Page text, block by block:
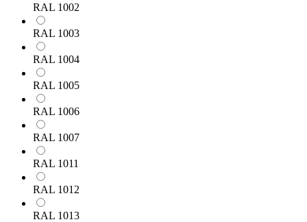
RAL 1002
RAL 1003
RAL 1004
RAL 1005
RAL 1006
RAL 1007
RAL 1011
RAL 1012
RAL 1013